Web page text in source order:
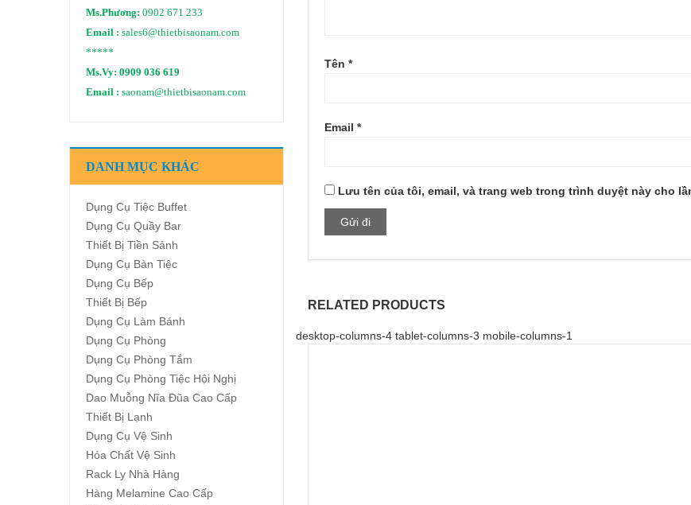
Tên *
Email *
Lưu tên của tôi, email, và trang web trong trình duyệt này cho
RELATED PRODUCTS
desktop-columns-4 tablet-columns-3 mobile-columns-1
Ms.Phương: 0902 671 233
Email : sales6@thietbisaonam.com
*****
Ms.Vy: 0909 036 619
Email : saonam@thietbisaonam.com
DANH MỤC KHÁC
Dụng Cụ Tiệc Buffet
Dụng Cụ Quầy Bar
Thiết Bị Tiền Sảnh
Dụng Cụ Bàn Tiệc
Dụng Cụ Bếp
Thiết Bị Bếp
Dụng Cụ Làm Bánh
Dụng Cụ Phòng
Dụng Cụ Phòng Tắm
Dụng Cụ Phòng Tiệc Hội Nghị
Dao Muỗng Nĩa Đũa Cao Cấp
Thiết Bị Lạnh
Dụng Cụ Vệ Sinh
Hóa Chất Vệ Sinh
Rack Ly Nhà Hàng
Hàng Melamine Cao Cấp